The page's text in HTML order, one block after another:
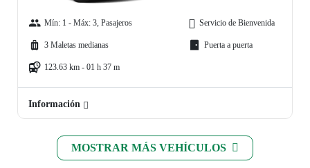
Mín: 1 - Máx: 3, Pasajeros
3 Maletas medianas
123.63 km - 01 h 37 m
Servicio de Bienvenida
Puerta a puerta
Información
MOSTRAR MÁS VEHÍCULOS